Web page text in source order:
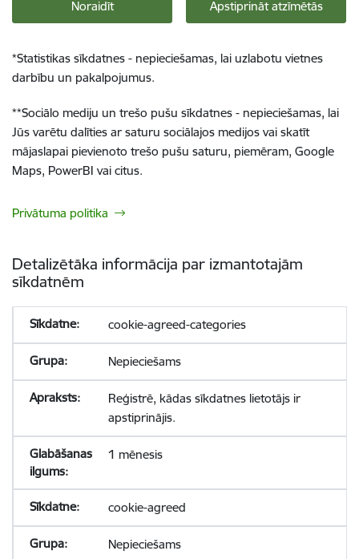
Noraidīt Apstiprināt atzīmētās
*Statistikas sīkdatnes - nepieciešamas, lai uzlabotu vietnes
darbību un pakalpojumus.
**Sociālo mediju un trešo pušu sīkdatnes - nepieciešamas, lai
Jūs varētu dalīties ar saturu sociālajos medijos vai skatīt
mājaslapai pievienoto trešo pušu saturu, piemēram, Google
Maps, PowerBI vai citus.
Privātuma politika
Detalizētāka informācija par izmantotajām
sīkdatnēm
cookie-agreed-categories
Nepieciešams
Reģistrē, kādas sīkdatnes lietotājs ir
apstiprinājis.
1 mēnesis
cookie-agreed
Nepieciešams